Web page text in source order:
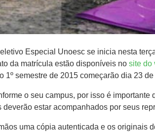
Especial Unoesc se inicia nesta
da matrícula estão disponíveis no site do
semestre de 2015 começarão dia 23
o seu campus, por isso é
estar acompanhados por seus
uma cópia autenticada e os originais